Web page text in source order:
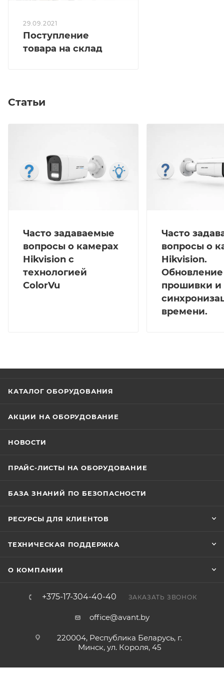
29.09.2021
Поступление
товара на склад
Статьи
Часто задаваемые
вопросы о камерах
Hikvision с
технологией
ColorVu
Часто
вопросы о
Hikvision.
Обновление
прошивки и
времени.
КАТАЛОГ ОБОРУДОВАНИЯ
АКЦИИ НА ОБОРУДОВАНИЕ
НОВОСТИ
ПРАЙС-ЛИСТЫ НА ОБОРУДОВАНИЕ
БАЗА ЗНАНИЙ ПО БЕЗОПАСНОСТИ
РЕСУРСЫ ДЛЯ КЛИЕНТОВ
ТЕХНИЧЕСКАЯ ПОДДЕРЖКА
О КОМПАНИИ
+375-17-304-40-40 ЗАКАЗАТЬ ЗВОНОК
office@avant.by
220004, Республика Беларусь, г.
Минск, ул. Короля, 45